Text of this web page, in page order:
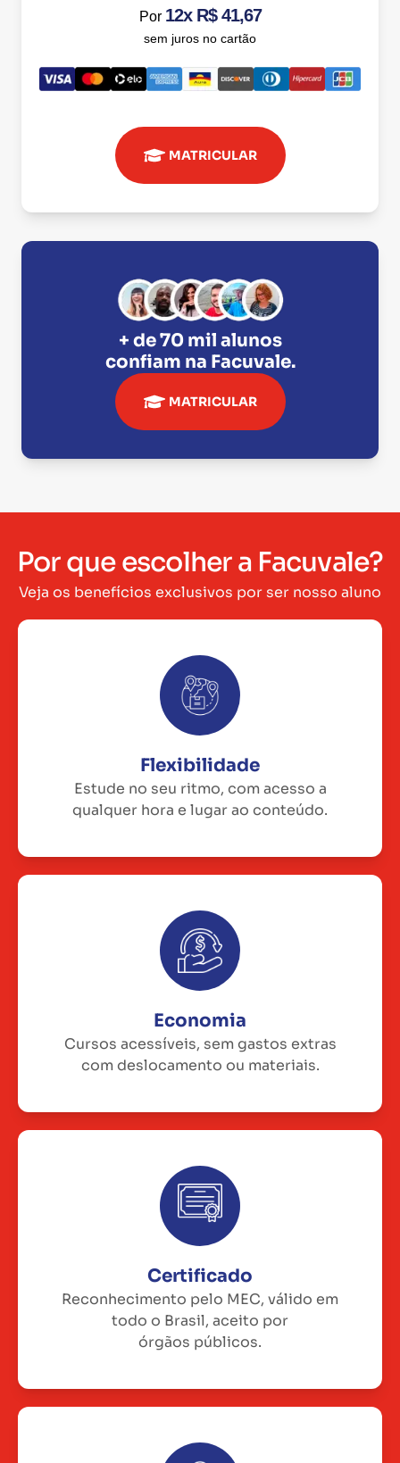
Por 12x R$ 41,67
sem juros no cartão
MATRICULAR
+ de 70 mil alunos
confiam na Facuvale.
MATRICULAR
Por que escolher a Facuvale?
Veja os benefícios exclusivos por ser nosso aluno
Flexibilidade
Estude no seu ritmo, com acesso a
qualquer hora e lugar ao conteúdo.
Economia
Cursos acessíveis, sem gastos extras
com deslocamento ou materiais.
Certificado
Reconhecimento pelo MEC, válido em
todo o Brasil, aceito por
órgãos públicos.